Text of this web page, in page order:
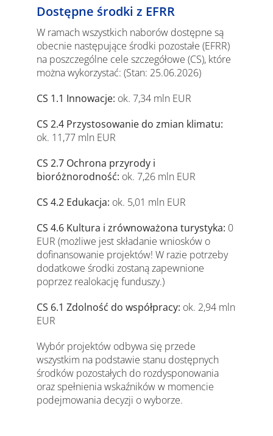
Dostępne środki z EFRR
W ramach wszystkich naborów dostępne są
obecnie następujące środki pozostałe (EFRR)
na poszczególne cele szczegółowe (CS), które
można wykorzystać: (Stan: 25.06.2026)
CS 1.1 Innowacje: ok. 7,34 mln EUR
CS 2.4 Przystosowanie do zmian klimatu:
ok. 11,77 mln EUR
CS 2.7 Ochrona przyrody i
bioróżnorodność: ok. 7,26 mln EUR
CS 4.2 Edukacja: ok. 5,01 mln EUR
CS 4.6 Kultura i zrównoważona turystyka: 0
EUR (możliwe jest składanie wniosków o
dofinansowanie projektów! W razie potrzeby
dodatkowe środki zostaną zapewnione
poprzez realokację funduszy.)
CS 6.1 Zdolność do współpracy: ok. 2,94 mln
EUR
Wybór projektów odbywa się przede
wszystkim na podstawie stanu dostępnych
środków pozostałych do rozdysponowania
oraz spełnienia wskaźników w momencie
podejmowania decyzji o wyborze.